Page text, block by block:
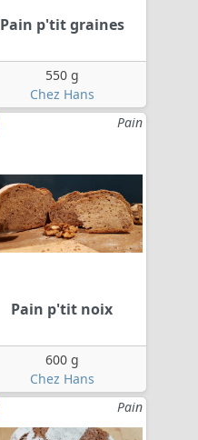
Pain p'tit graines
550 g
Chez Hans
Pain
Pain p'tit noix
600 g
Chez Hans
Pain